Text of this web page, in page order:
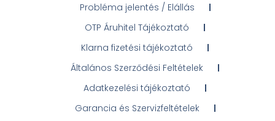
Probléma jelentés / Elállás
OTP Áruhitel Tájékoztató
Klarna fizetési tájékoztató
Általános Szerződési Feltételek
Adatkezelési tájékoztató
Garancia és Szervizfeltételek